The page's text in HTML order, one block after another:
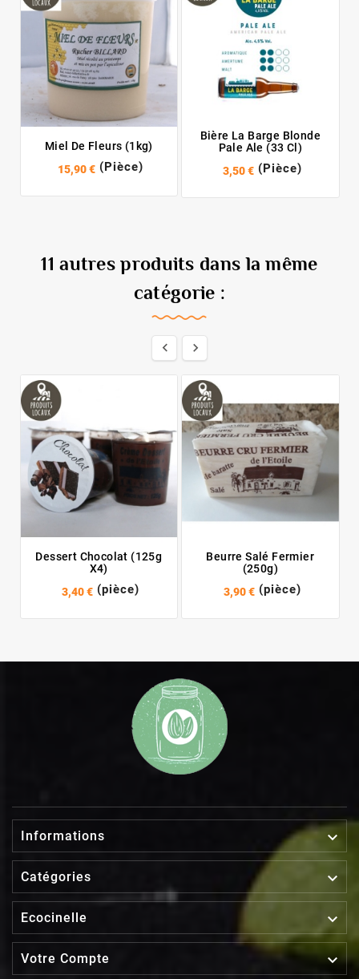
Miel De Fleurs (1kg)
15,90 € (Pièce)
Bière La Barge Blonde
Pale Ale (33 Cl)
3,50 € (Pièce)
11 autres produits dans la même
catégorie :
 
Dessert Chocolat (125g
X4)
3,40 € (pièce)
Beurre Salé Fermier
(250g)
3,90 € (pièce)
Informations 
Catégories 
Ecocinelle 
Votre Compte 